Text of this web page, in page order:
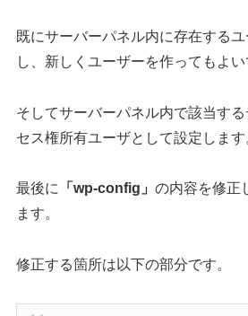
既にサーバーパネル内に存在する
し、新しくユーザーを作ってもよい
そしてサーバーパネル内で該当す
セス権所有ユーザとして設定します
最後に 「wp-config」の内容を修正
ます。
修正する箇所は以下の部分です。